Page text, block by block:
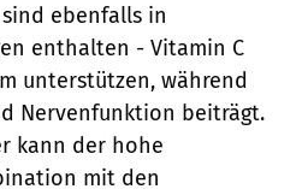
ebenfalls in
enthalten - Vitamin C
unterstützen, während
Nervenfunktion beiträgt.
kann der hohe
mit den